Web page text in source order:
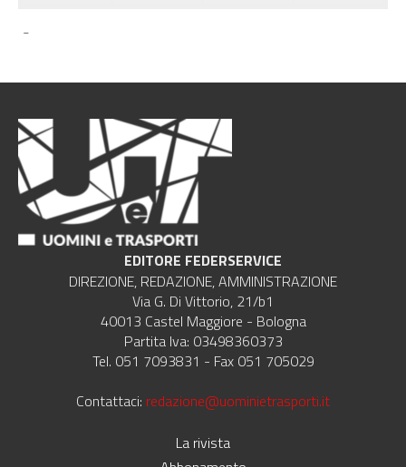
-
EDITORE FEDERSERVICE
DIREZIONE, REDAZIONE, AMMINISTRAZIONE
Via G. Di Vittorio, 21/b1
40013 Castel Maggiore - Bologna
Partita Iva: 03498360373
Tel. 051 7093831 - Fax 051 705029
Contattaci: redazione@uominietrasporti.it
La rivista